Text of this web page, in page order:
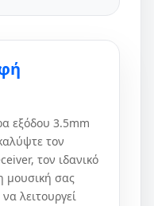
εξόδου 3.5mm
τον
τον ιδανικό
μουσική σας
λειτουργεί